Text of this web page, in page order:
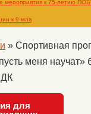
мероприятия к 75-летию
к 9 мая
» Спортивная
меня
ДК
для